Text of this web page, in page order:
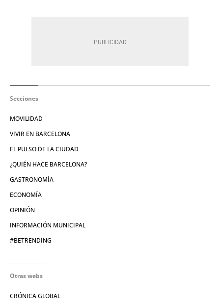
Secciones
MOVILIDAD
VIVIR EN BARCELONA
EL PULSO DE LA CIUDAD
¿QUIÉN HACE BARCELONA?
GASTRONOMÍA
ECONOMÍA
OPINIÓN
INFORMACIÓN MUNICIPAL
#BETRENDING
Otras webs
CRÓNICA GLOBAL